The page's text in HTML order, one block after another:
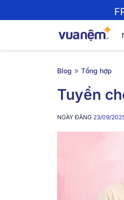
Blog » Tổng hợp
Tuyển
NGÀY ĐĂNG 23/09/